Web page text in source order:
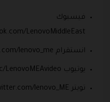
فيسبوك
LenovoMiddleEast.
انستقرام https://www.instagram.com/lenovo_me/.
يوتيوب https://www.youtube.com/c/LenovoMEAvideo.
تويتر https://twitter.com/lenovo_ME.